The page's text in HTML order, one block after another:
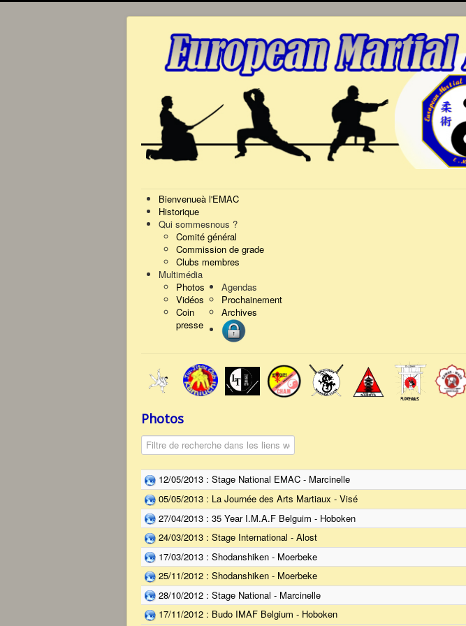
Bienvenueà l'EMAC
Historique
Qui sommesnous ?
Comité général
Commission de grade
Clubs membres
Multimédia
Photos
Vidéos
Coin
presse
Agendas
Prochainement
Archives
Photos
Champ de filtre
12/05/2013 : Stage National EMAC - Marcinelle
05/05/2013 : La Journée des Arts Martiaux - Visé
27/04/2013 : 35 Year I.M.A.F Belguim - Hoboken
24/03/2013 : Stage International - Alost
17/03/2013 : Shodanshiken - Moerbeke
25/11/2012 : Shodanshiken - Moerbeke
28/10/2012 : Stage National - Marcinelle
17/11/2012 : Budo IMAF Belgium - Hoboken